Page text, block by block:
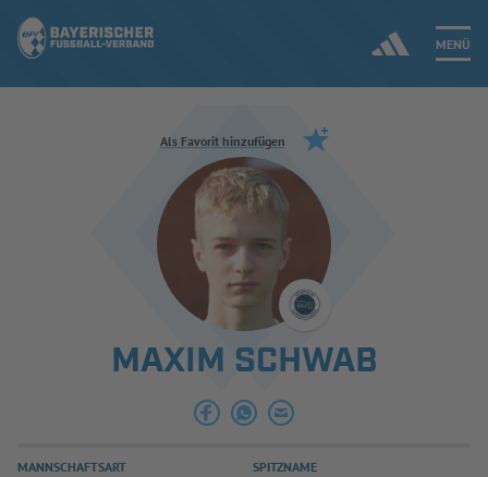
MENÜ
Jetzt einloggen
ERGEBNISSE & WETTBEWERBE
SPIELBETRIEB & VERBANDSLEBEN
AUSBILDUNG & FÖRDERUNG
Als Favorit hinzufügen
MAXIM SCHWAB
MANNSCHAFTSART SPITZNAME